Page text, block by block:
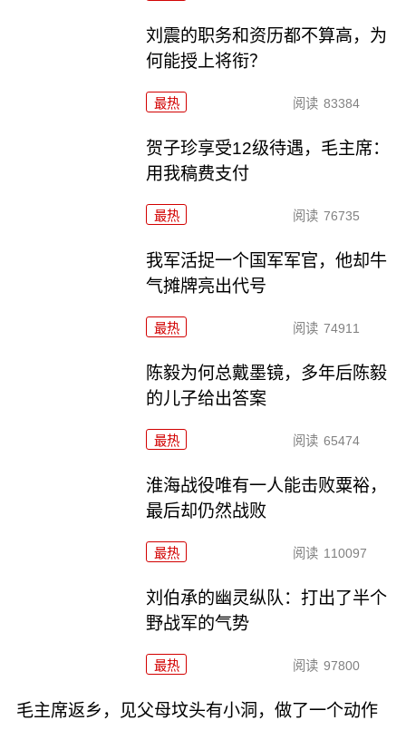
刘震的职务和资历都不算高，为
何能授上将衔？
最热 阅读 83384
贺子珍享受12级待遇，毛主席：
用我稿费支付
最热 阅读 76735
我军活捉一个国军军官，他却牛
气摊牌亮出代号
最热 阅读 74911
陈毅为何总戴墨镜，多年后陈毅
的儿子给出答案
最热 阅读 65474
淮海战役唯有一人能击败粟裕，
最后却仍然战败
最热 阅读 110097
刘伯承的幽灵纵队：打出了半个
野战军的气势
最热 阅读 97800
毛主席返乡，见父母坟头有小洞，做了一个动作